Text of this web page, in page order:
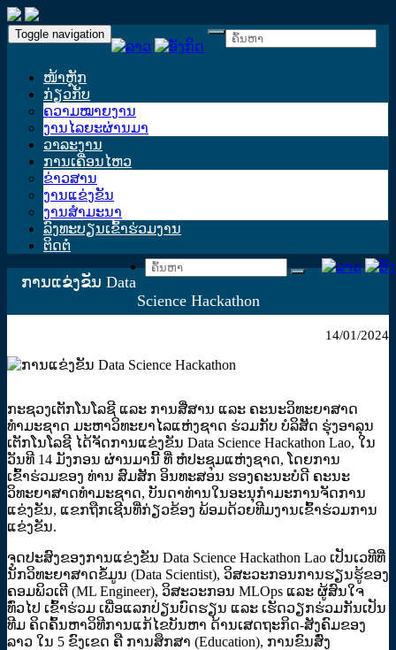
Toggle navigation
ໜ້າຫຼັກ
ກ່ຽວກັບ
ຄວາມໝາຍງານ
ງານໄລຍະຜ່ານມາ
ວາລະງານ
ການເຄື່ອນໄຫວ
ຂ່າວສານ
ງານແຂ່ງຂັນ
ງານສໍາມະນາ
ລົງທະບຽນເຂົ້າຮ່ວມງານ
ຕິດຕໍ່
ການແຂ່ງຂັນ Data
Science Hackathon
14/01/2024
ກະຊວງເຕັກໂນໂລຊີ ແລະ ການສື່ສານ ແລະ ຄະນະວິທະຍາສາດ
ທຳມະຊາດ ມະຫາວິທະຍາໄລແຫ່ງຊາດ ຮ່ວມກັບ ບໍລິສັດ ຮຸ່ງອາລຸນ
ເຕັກໂນໂລຊີ ໄດ້ຈັດການແຂ່ງຂັນ Data Science Hackathon Lao, ໃນ
ວັນທີ 14 ມັງກອນ ຜ່ານມານີ້ ທີ່ ຫໍປະຊຸມແຫ່ງຊາດ, ໂດຍການ
ເຂົ້າຮ່ວມຂອງ ທ່ານ ສົມສັກ ອິນທະສອນ ຮອງຄະນະບໍດີ ຄະນະ
ວິທະຍາສາດທຳມະຊາດ, ບັນດາທ່ານໃນອະນຸກໍາມະການຈັດການ
ແຂ່ງຂັນ, ແຂກຖືກເຊີນທີ່ກ່ຽວຂ້ອງ ພ້ອມດ້ວຍທີມງານເຂົ້າຮ່ວມການ
ແຂ່ງຂັນ.
ຈຸດປະສົງຂອງການແຂ່ງຂັນ Data Science Hackathon Lao ເປັນເວທີທີ່
ນັກວິທະຍາສາດຂໍ້ມູນ (Data Scientist), ວິສະວະກອນການຮຽນຮູ້ຂອງ
ຄອມພິວເຕີ (ML Engineer), ວິສະວະກອນ MLOps ແລະ ຜູ້ສົນໃຈ
ທົ່ວໄປ ເຂົ້າຮ່ວມ ເພື່ອແລກປ່ຽນບົດຮຽນ ແລະ ເຮັດວຽກຮ່ວມກັນເປັນ
ທີມ ຄິດຄົ້ນຫາວິທີການແກ້ໄຂບັນຫາ ດ້ານເສດຖະກິດ-ສັງຄົມຂອງ
ລາວ ໃນ 5 ຂົງເຂດ ຄື ການສຶກສາ (Education), ການຂົນສົ່ງ